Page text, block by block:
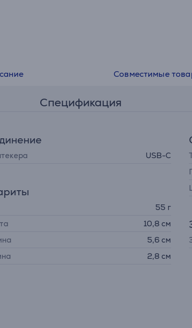
Совместимые
Спецификация
USB-C
55 г
10,8 см
5,6 см
2,8 см